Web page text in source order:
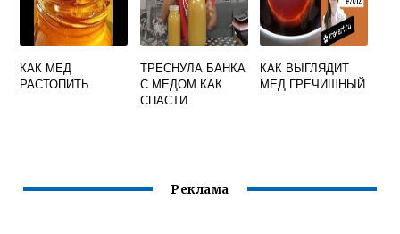
КАК МЕД
РАСТОПИТЬ
ТРЕСНУЛА БАНКА
С МЕДОМ КАК
СПАСТИ
КАК ВЫГЛЯДИТ
МЕД ГРЕЧИШНЫЙ
Реклама